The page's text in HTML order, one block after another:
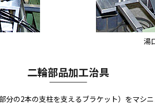
湯
二輪部品加工治具
分の2本の支柱を支えるブラケット）をマシ